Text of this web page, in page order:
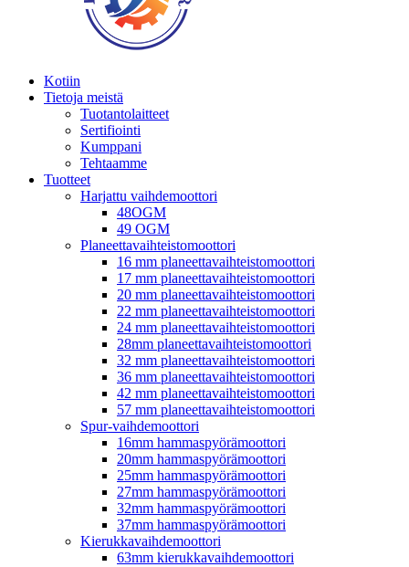
Kotiin
Tietoja meistä
Tuotantolaitteet
Sertifiointi
Kumppani
Tehtaamme
Tuotteet
Harjattu vaihdemoottori
48OGM
49 OGM
Planeettavaihteistomoottori
16 mm planeettavaihteistomoottori
17 mm planeettavaihteistomoottori
20 mm planeettavaihteistomoottori
22 mm planeettavaihteistomoottori
24 mm planeettavaihteistomoottori
28mm planeettavaihteistomoottori
32 mm planeettavaihteistomoottori
36 mm planeettavaihteistomoottori
42 mm planeettavaihteistomoottori
57 mm planeettavaihteistomoottori
Spur-vaihdemoottori
16mm hammaspyörämoottori
20mm hammaspyörämoottori
25mm hammaspyörämoottori
27mm hammaspyörämoottori
32mm hammaspyörämoottori
37mm hammaspyörämoottori
Kierukkavaihdemoottori
63mm kierukkavaihdemoottori